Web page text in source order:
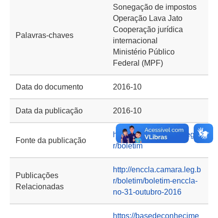
Palavras-chaves
Sonegação de impostos
Operação Lava Jato
Cooperação jurídica
internacional
Ministério Público
Federal (MPF)
Data do documento 2016-10
Data da publicação 2016-10
Fonte da publicação
http://enccla.camara.leg.b
r/boletim
Publicações
Relacionadas
http://enccla.camara.leg.b
r/boletim/boletim-enccla-
no-31-outubro-2016
https://basedeconhecime